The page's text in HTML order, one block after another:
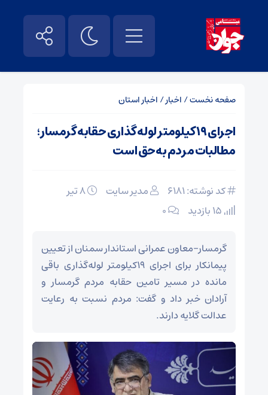
صفحه نخست/ اخبار/ اخبار استان
اجرای ۱۹ کیلومتر لوله گذاری حقابه گرمسار؛
مطالبات مردم به‌حق است
کد نوشته: 6181 مدیر سایت
۰
گرمسار-معاون عمرانی استاندار سمنان از تعیین
پیمانکار برای اجرای ۱۹کیلومتر لوله‌گذاری باقی
مانده در مسیر تامین حقابه مردم گرمسار و
آرادان خبر داد و گفت: مردم نسبت به رعایت
عدالت گلایه دارند.